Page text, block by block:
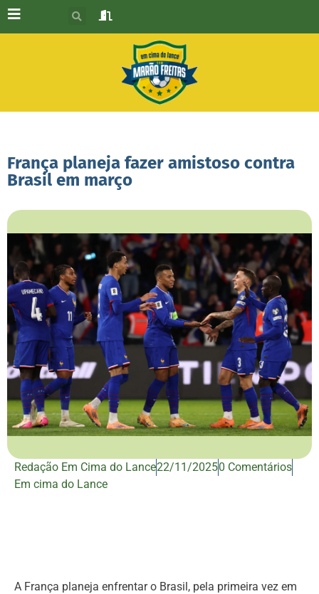
França planeja fazer amistoso contra
Brasil em março
Redação Em Cima do Lance22/11/20250 Comentários
Em cima do Lance
A França planeja enfrentar o Brasil, pela primeira vez em